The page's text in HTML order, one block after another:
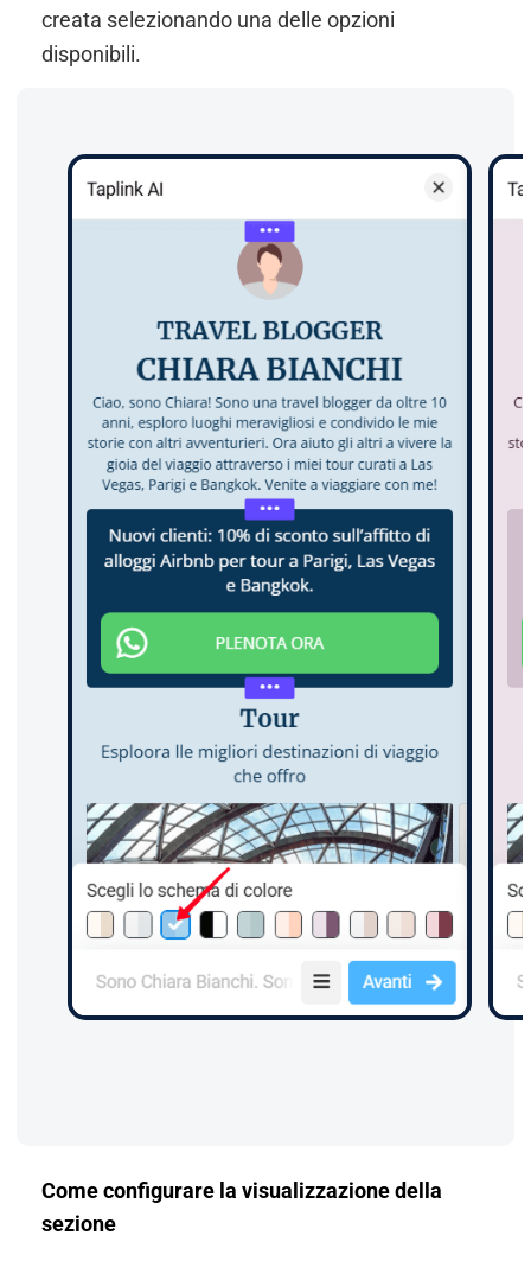
creata selezionando una delle opzioni
disponibili.
Come configurare la visualizzazione della
sezione